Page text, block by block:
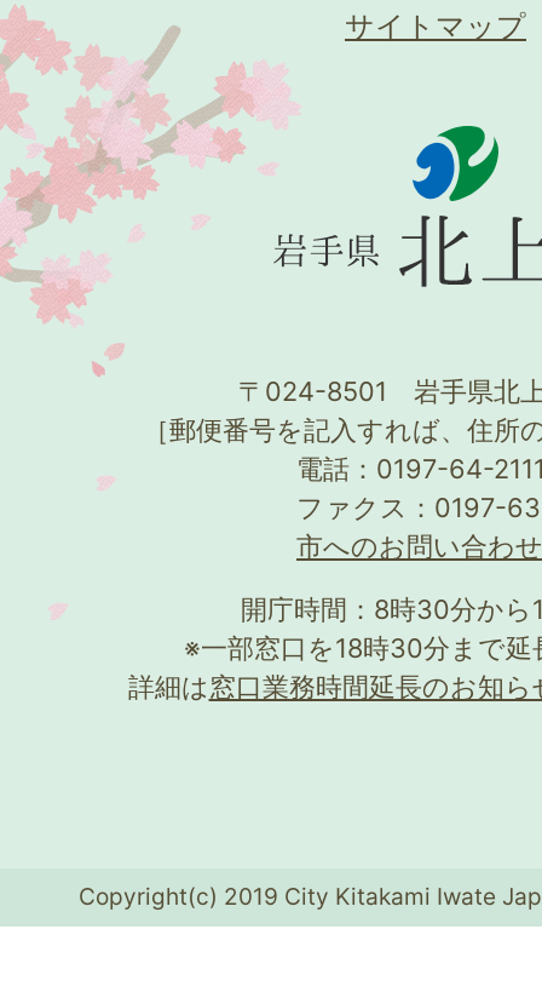
サイトマップ
〒024-8501 岩手県北
［郵便番号を記入すれば、住所
電話：0197-64-
ファクス：0197-
市へのお問い合わ
開庁時間：8時30分か
※一部窓口を18時30分まで
詳細は窓口業務時間延長のお知ら
Copyright(c) 2019 City Kitakami Iwate